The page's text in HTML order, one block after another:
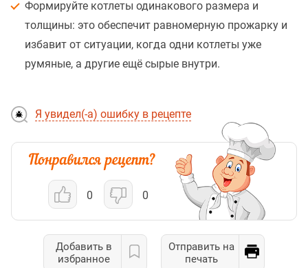
Формируйте котлеты одинакового размера и
толщины: это обеспечит равномерную прожарку и
избавит от ситуации, когда одни котлеты уже
румяные, а другие ещё сырые внутри.
Я увидел(-а) ошибку в рецепте
0 0
Добавить в
избранное
Отправить на
печать